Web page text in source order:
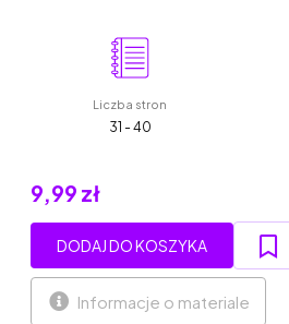
Liczba stron
31 - 40
9,99 zł
DODAJ DO KOSZYKA
Informacje o materiale